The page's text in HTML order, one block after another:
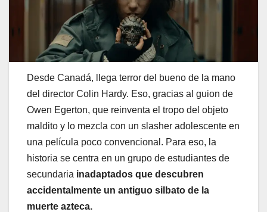
Desde Canadá, llega terror del bueno de la mano
del director Colin Hardy. Eso, gracias al guion de
Owen Egerton, que reinventa el tropo del objeto
maldito y lo mezcla con un slasher adolescente en
una película poco convencional. Para eso, la
historia se centra en un grupo de estudiantes de
secundaria inadaptados que descubren
accidentalmente un antiguo silbato de la
muerte azteca.